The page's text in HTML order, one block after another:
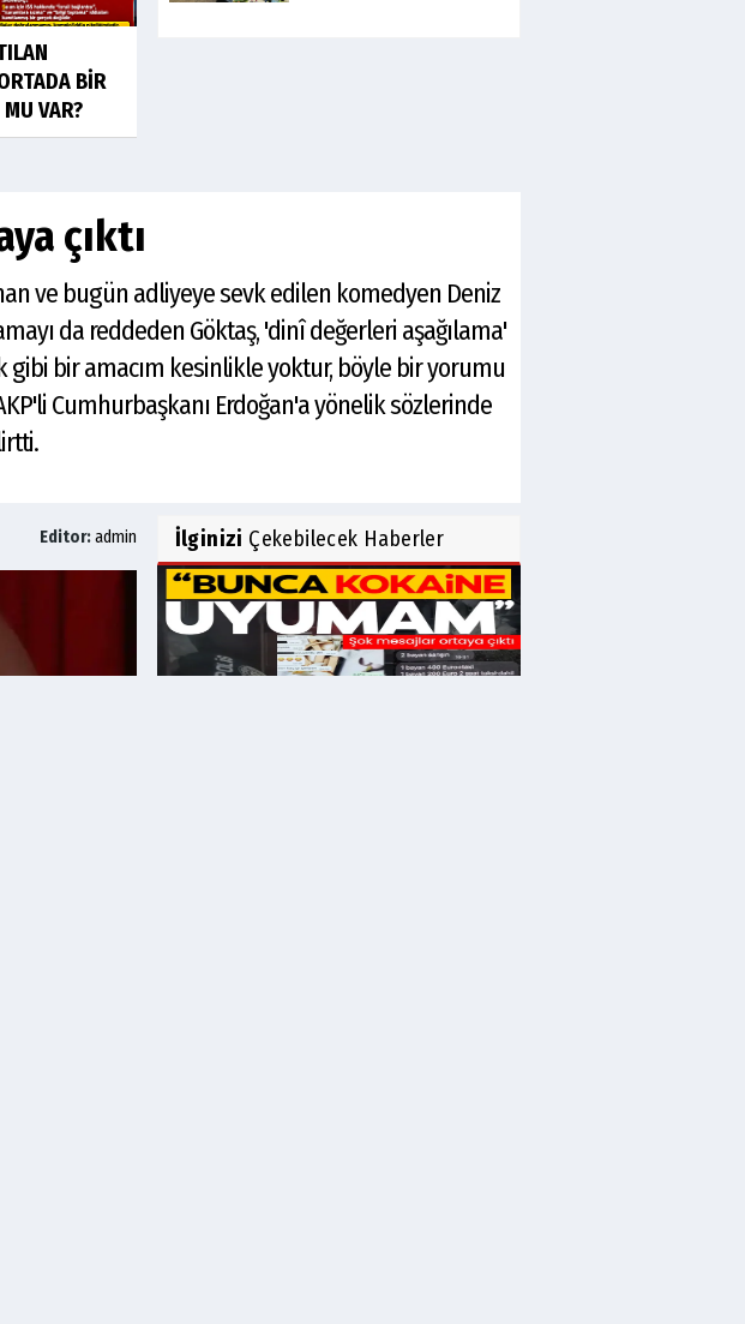
BİR
VAR?
çıktı
ve bugün adliyeye sevk edilen komedyen Deniz
da reddeden Göktaş, 'dinî değerleri aşağılama'
gibi bir amacım kesinlikle yoktur, böyle bir yorumu
Cumhurbaşkanı Erdoğan'a yönelik sözlerinde
Editor:admin İlginizi Çekebilecek Haberler